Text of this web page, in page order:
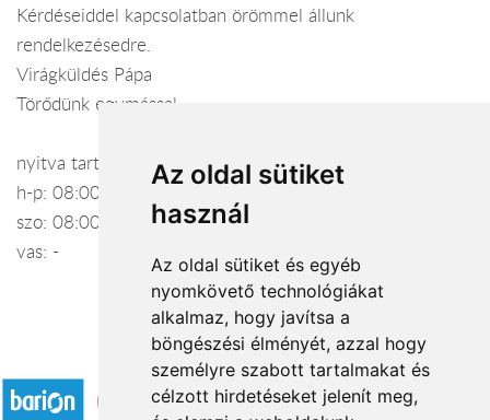
Az oldal sütiket
használ
Az oldal sütiket és egyéb
nyomkövető technológiákat
alkalmaz, hogy javítsa a
böngészési élményét, azzal hogy
személyre szabott tartalmakat és
célzott hirdetéseket jelenít meg,
Kérdéseiddel kapcsolatban örömmel állunk
rendelkezésedre.
Virágküldés Pápa
Törődünk egymással
nyitva tartás:
h-p: 08:00-17:00
szo: 08:00-12:00
vas: -
Elfogadott fizetési módok